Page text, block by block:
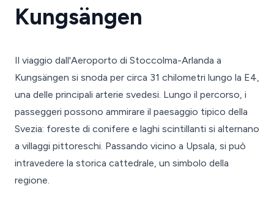
Kungsängen
Il viaggio dall'Aeroporto di Stoccolma-Arlanda a
Kungsängen si snoda per circa 31 chilometri lungo la E4,
una delle principali arterie svedesi. Lungo il percorso, i
passeggeri possono ammirare il paesaggio tipico della
Svezia: foreste di conifere e laghi scintillanti si alternano
a villaggi pittoreschi. Passando vicino a Upsala, si può
intravedere la storica cattedrale, un simbolo della
regione.